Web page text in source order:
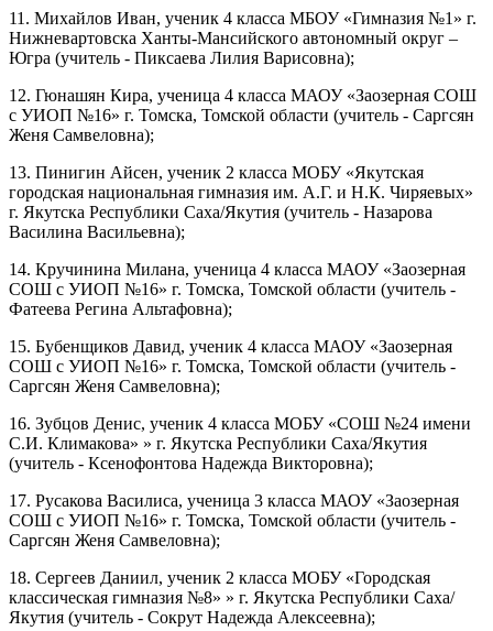
11. Михайлов Иван, ученик 4 класса МБОУ «Гимназия №1» г.
Нижневартовска Ханты-Мансийского автономный округ –
Югра (учитель - Пиксаева Лилия Варисовна);
12. Гюнашян Кира, ученица 4 класса МАОУ «Заозерная СОШ
с УИОП №16» г. Томска, Томской области (учитель - Саргсян
Женя Самвеловна);
13. Пинигин Айсен, ученик 2 класса МОБУ «Якутская
городская национальная гимназия им. А.Г. и Н.К. Чиряевых»
г. Якутска Республики Саха/Якутия (учитель - Назарова
Василина Васильевна);
14. Кручинина Милана, ученица 4 класса МАОУ «Заозерная
СОШ с УИОП №16» г. Томска, Томской области (учитель -
Фатеева Регина Альтафовна);
15. Бубенщиков Давид, ученик 4 класса МАОУ «Заозерная
СОШ с УИОП №16» г. Томска, Томской области (учитель -
Саргсян Женя Самвеловна);
16. Зубцов Денис, ученик 4 класса МОБУ «СОШ №24 имени
С.И. Климакова» » г. Якутска Республики Саха/Якутия
(учитель - Ксенофонтова Надежда Викторовна);
17. Русакова Василиса, ученица 3 класса МАОУ «Заозерная
СОШ с УИОП №16» г. Томска, Томской области (учитель -
Саргсян Женя Самвеловна);
18. Сергеев Даниил, ученик 2 класса МОБУ «Городская
классическая гимназия №8» » г. Якутска Республики Саха/
Якутия (учитель - Сокрут Надежда Алексеевна);